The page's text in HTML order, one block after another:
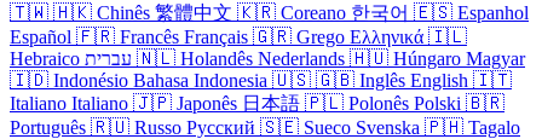
🇹🇼 🇭🇰 Chinês 繁體中文 🇰🇷 Coreano 한국어 🇪🇸 Espanhol
Español 🇫🇷 Francês Français 🇬🇷 Grego Ελληνικά 🇮🇱
Hebraico עברית 🇳🇱 Holandês Nederlands 🇭🇺 Húngaro Magyar
🇮🇩 Indonésio Bahasa Indonesia 🇺🇸 🇬🇧 Inglês English 🇮🇹
Italiano Italiano 🇯🇵 Japonês 日本語 🇵🇱 Polonês Polski 🇧🇷
Português 🇷🇺 Russo Русский 🇸🇪 Sueco Svenska 🇵🇭 Tagalo